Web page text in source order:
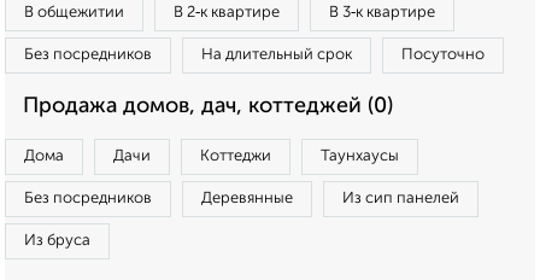
В общежитии В 2‑к квартире В 3‑к квартире
Без посредников На длительный срок Посуточно
Продажа домов, дач, коттеджей (0)
Дома Дачи Коттеджи Таунхаусы
Без посредников Деревянные Из сип панелей
Из бруса